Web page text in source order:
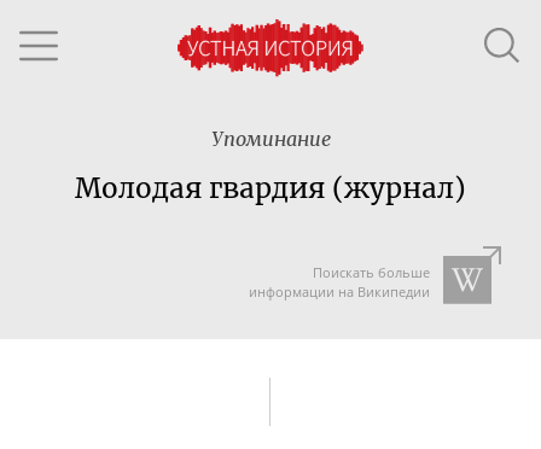
Упоминание
Молодая гвардия (журнал)
Поискать больше
информации на Википедии